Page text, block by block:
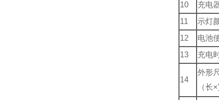
10
充电
11
示灯
12
电池
13
充电
14
外形
（长